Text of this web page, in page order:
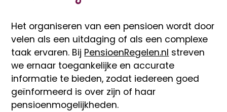
Het organiseren van een pensioen wordt door
velen als een uitdaging of als een complexe
taak ervaren. Bij PensioenRegelen.nl streven
we ernaar toegankelijke en accurate
informatie te bieden, zodat iedereen goed
geïnformeerd is over zijn of haar
pensioenmogelijkheden.